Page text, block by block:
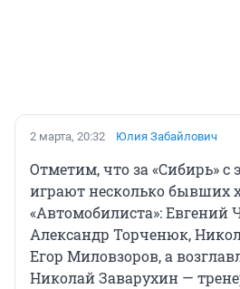
2 марта, 20:32 Юлия Забайлович
Отметим, что за «Сибирь» с
играют несколько бывших
«Автомобилиста»: Евгений
Александр Торченюк,
Егор Миловзоров, а
Николай Заварухин —